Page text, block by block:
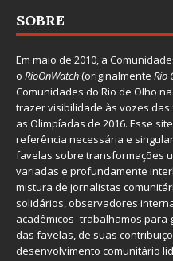
SOBRE
Em maio de 2010, a
o RioOnWatch(originalmente Rio
Comunidades do Rio de Olho
trazer visibilidade às vozes
as Olimpíadas de 2016. Esse
referência necessária e
favelas sobre transformações
variadas e profundamente
mistura de jornalistas
solidários, observadores
acadêmicos–trabalhamos para
das favelas, de suas
desenvolvimento comunitário